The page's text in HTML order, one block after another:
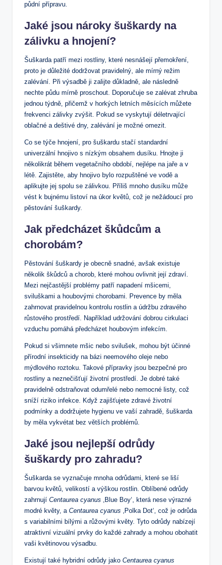
půdní přípravu.
Jaké jsou nároky šuškardy na
zálivku a hnojení?
Šuškarda patří mezi rostliny, které nesnášejí přemokření,
proto je důležité dodržovat pravidelný, ale mírný režim
zalévání. Při výsadbě ji zalijte důkladně, ale následně
nechte půdu mírně proschout. Doporučuje se zalévat zhruba
jednou týdně, přičemž v horkých letních měsících můžete
frekvenci zálivky zvýšit. Pokud se vyskytují déletrvající
oblačné a deštivé dny, zalévání je možné omezit.
Co se týče hnojení, pro šuškardu stačí standardní
univerzální hnojivo s nízkým obsahem dusíku. Hnojte ji
několikrát během vegetačního období, nejlépe na jaře a v
létě. Zajistěte, aby hnojivo bylo rozpuštěné ve vodě a
aplikujte jej spolu se zálivkou. Příliš mnoho dusíku může
vést k bujnému listoví na úkor květů, což je nežádoucí pro
pěstování šuškardy.
Jak předcházet škůdcům a
chorobám?
Pěstování šuškardy je obecně snadné, avšak existuje
několik škůdců a chorob, které mohou ovlivnit její zdraví.
Mezi nejčastější problémy patří napadení mšicemi,
sviluškami a houbovými chorobami. Prevence by měla
zahrnovat pravidelnou kontrolu rostlin a údržbu zdravého
růstového prostředí. Například udržování dobrou cirkulaci
vzduchu pomáhá předcházet houbovým infekcím.
Pokud si všimnete mšic nebo svilušek, mohou být účinné
přírodní insekticidy na bázi neemového oleje nebo
mýdlového roztoku. Takové přípravky jsou bezpečné pro
rostliny a neznečišťují životní prostředí. Je dobré také
pravidelně odstraňovat odumřelé nebo nemocné listy, což
sníží riziko infekce. Když zajišťujete zdravé životní
podmínky a dodržujete hygienu ve vaší zahradě, šuškarda
by měla vykvétat bez větších problémů.
Jaké jsou nejlepší odrůdy
šuškardy pro zahradu?
Šuškarda se vyznačuje mnoha odrůdami, které se liší
barvou květů, velikostí a výškou rostlin. Oblíbené odrůdy
zahrnují Centaurea cyanus ‚Blue Boy‘, která nese výrazné
modré květy, a Centaurea cyanus ‚Polka Dot‘, což je odrůda
s variabilními bílými a růžovými květy. Tyto odrůdy nabízejí
atraktivní vizuální prvky do každé zahrady a mohou obohatit
vaši květinovou výsadbu.
Existují také hybridní odrůdy jako Centaurea cyanus